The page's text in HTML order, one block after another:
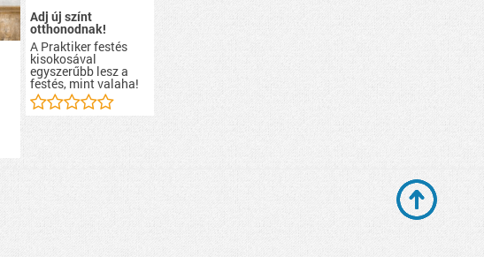
Adj új színt
otthonodnak!
A Praktiker festés
kisokosával
egyszerűbb lesz a
festés, mint valaha!